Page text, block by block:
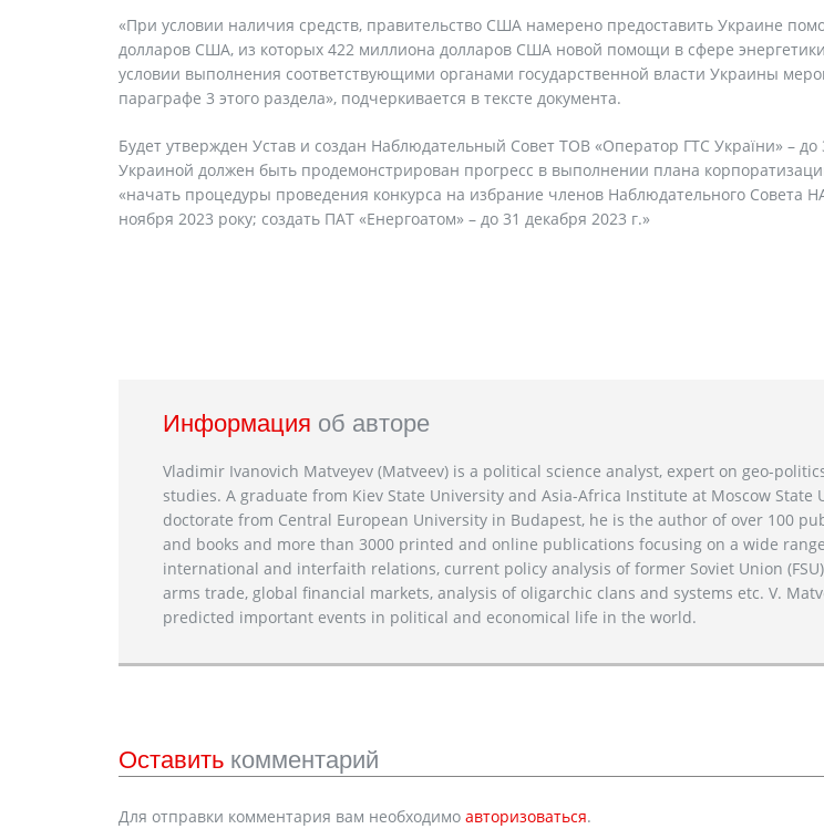
«При условии наличия средств, правительство США намерено предоставить Украине
долларов США, из которых 422 миллиона долларов США новой помощи в сфере
условии выполнения соответствующими органами государственной власти Украины
параграфе 3 этого раздела», подчеркивается в тексте документа.
Будет утвержден Устав и создан Наблюдательный Совет ТОВ «Оператор ГТС України» – до
Украиной должен быть продемонстрирован прогресс в выполнении плана
«начать процедуры проведения конкурса на избрание членов Наблюдательного Совета
ноября 2023 року; создать ПАТ «Енергоатом» – до 31 декабря 2023 г.»
Информация об авторе
Vladimir Ivanovich Matveyev (Matveev) is a political science analyst, expert on geo-
studies. A graduate from Kiev State University and Asia-Africa Institute at Moscow State
doctorate from Central European University in Budapest, he is the author of over 100
and books and more than 3000 printed and online publications focusing on a wide
international and interfaith relations, current policy analysis of former Soviet Union
arms trade, global financial markets, analysis of oligarchic clans and systems etc. V.
predicted important events in political and economical life in the world.
Оставить комментарий
Для отправки комментария вам необходимо авторизоваться.